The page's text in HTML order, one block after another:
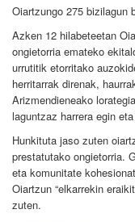
Oiartzungo 275 bizilagun
Azken 12 hilabeteetan
ongietorria emateko
urrutitik etorritako
herritarrak direnak,
Arizmendieneako
laguntzaz harrera egin
Hunkituta jaso zuten
prestatutako ongietorria.
eta komunitate
Oiartzun “elkarrekin
zuten.